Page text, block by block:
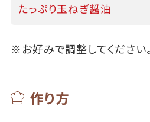
たっぷり玉ねぎ醤油
※お好みで調整してください。
作り方